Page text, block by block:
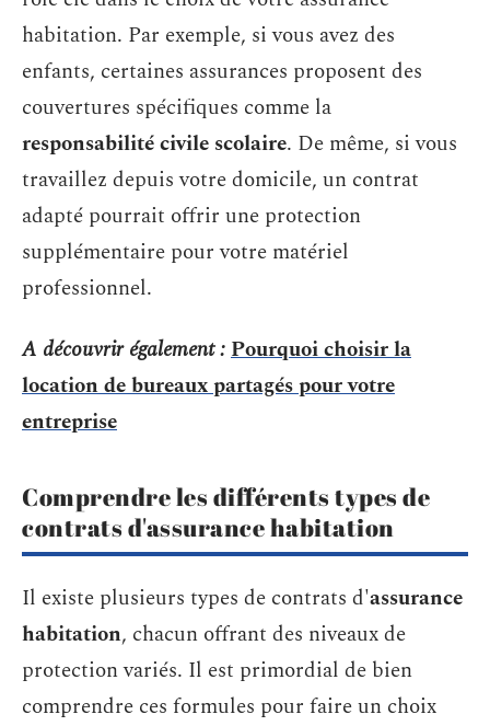
habitation. Par exemple, si vous avez des
enfants, certaines assurances proposent des
couvertures spécifiques comme la
responsabilité civile scolaire. De même, si vous
travaillez depuis votre domicile, un contrat
adapté pourrait offrir une protection
supplémentaire pour votre matériel
professionnel.
A découvrir également :Pourquoi choisir la
location de bureaux partagés pour votre
entreprise
Comprendre les différents types de
contrats d'assurance habitation
Il existe plusieurs types de contrats d'assurance
habitation, chacun offrant des niveaux de
protection variés. Il est primordial de bien
comprendre ces formules pour faire un choix